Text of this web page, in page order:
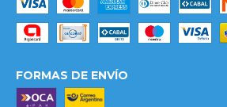
FORMAS DE ENVÍO